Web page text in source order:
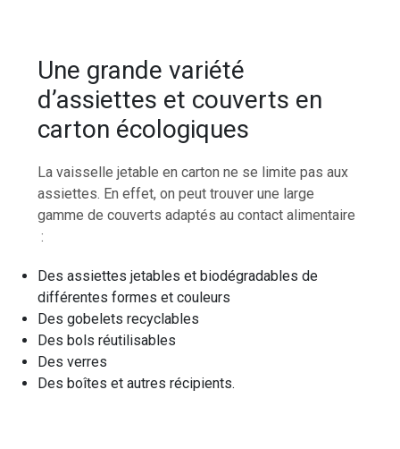
Une grande variété
d’assiettes et couverts en
carton écologiques
La vaisselle jetable en carton ne se limite pas aux
assiettes. En effet, on peut trouver une large
gamme de couverts adaptés au contact alimentaire
:
Des assiettes jetables et biodégradables de
différentes formes et couleurs
Des gobelets recyclables
Des bols réutilisables
Des verres
Des boîtes et autres récipients.